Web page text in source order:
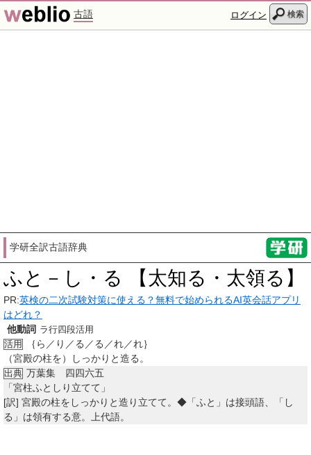
古語 ログイン 検索
学研全訳古語辞典
ふと－し・る 【太知る・太領る】
PR:英検の二次試験対策に使える？無料で始められるAI英会話アプリ
はどれ？
他動詞 ラ行四段活用
活用
｛ら／り／る／る／れ／れ｝
（宮殿の柱を）しっかりと造る。
出典 万葉集 四四六五
「宮柱ふとしり立てて」
[訳] 宮殿の柱をしっかりと造り立てて。◆「ふと」は接頭語、「し
る」は領有する意。上代語。